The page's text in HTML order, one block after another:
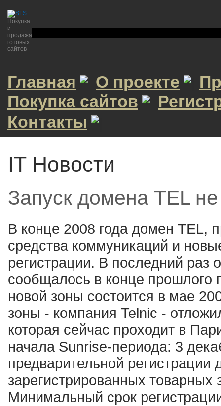
Покупка
и
продажа
готовых
сайтов
Главная О проекте
Покупка сайтов
Контакты
IT Новости
Запуск домена TEL
В конце 2008 года домен TEL,
средства коммуникаций и
регистрации. В последний раз
сообщалось в конце прошлого
новой зоны состоится в мае
зоны - компания Telnic -
которая сейчас проходит в
начала Sunrise-периода: 3
предварительной
зарегистрированных товарных
Минимальный срок